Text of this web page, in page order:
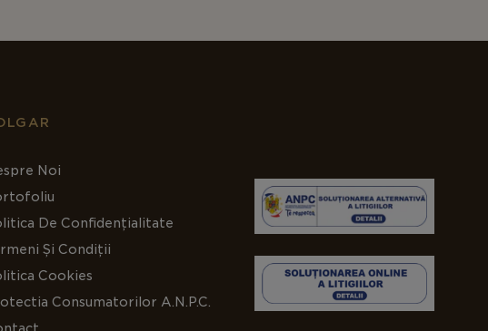
Aceștia stau la baza formării
transportoare de nutrienți
SPMAPS, nr. AA7706/2014
Noi
De Confidențialitate
Și Condiții
Cookies
Consumatorilor A.N.P.C.